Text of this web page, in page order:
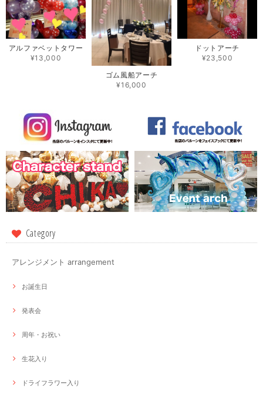
アルファベットタワー
¥13,000
ゴム風船アーチ
¥16,000
ドットアーチ
¥23,500
Category
アレンジメント arrangement
お誕生日
発表会
周年・お祝い
生花入り
ドライフラワー入り